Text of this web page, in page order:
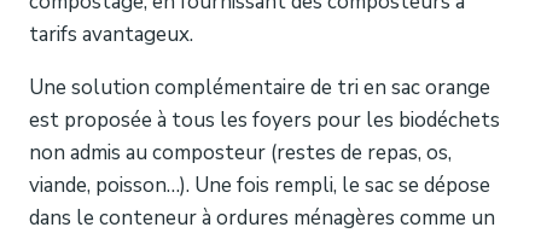
tarifs avantageux.
Une solution complémentaire de tri en sac orange
est proposée à tous les foyers pour les biodéchets
non admis au composteur (restes de repas, os,
viande, poisson…). Une fois rempli, le sac se dépose
dans le conteneur à ordures ménagères comme un